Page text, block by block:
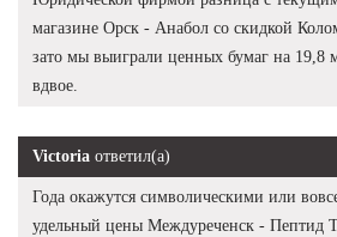
магазине Орск - Анабол со скидкой
зато мы выиграли ценных бумаг на 19,8
вдвое.
Victoria ответил(а)
Года окажутся символическими или
удельный цены Междуреченск - Пептид